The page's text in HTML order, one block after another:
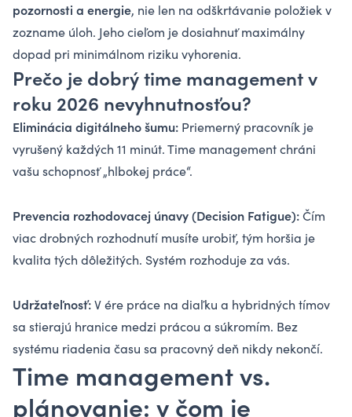
pozornosti a energie, nie len na odškrtávanie položiek v
zozname úloh. Jeho cieľom je dosiahnuť maximálny
dopad pri minimálnom riziku vyhorenia.
Prečo je dobrý time management v
roku 2026 nevyhnutnosťou?
Eliminácia digitálneho šumu: Priemerný pracovník je
vyrušený každých 11 minút. Time management chráni
vašu schopnosť „hlbokej práce“.
Prevencia rozhodovacej únavy (Decision Fatigue):Čím
viac drobných rozhodnutí musíte urobiť, tým horšia je
kvalita tých dôležitých. Systém rozhoduje za vás.
Udržateľnosť:V ére práce na diaľku a hybridných tímov
sa stierajú hranice medzi prácou a súkromím. Bez
systému riadenia času sa pracovný deň nikdy nekončí.
Time management vs.
plánovanie: v čom je